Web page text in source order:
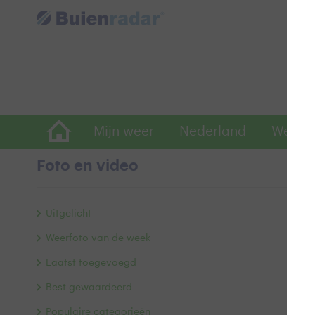
Mijn weer Nederland
Foto en video
Uitgelicht
Weerfoto van de week
Laatst toegevoegd
Best gewaardeerd
Populaire categorieën